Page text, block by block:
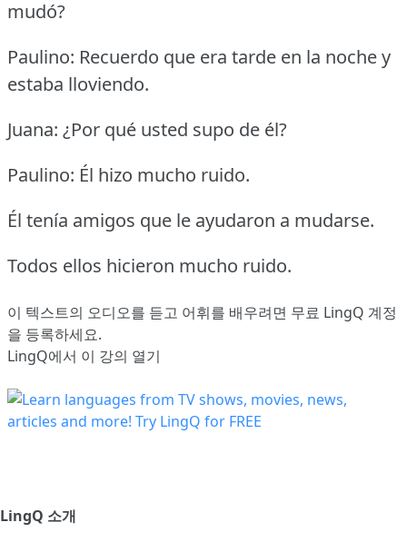
mudó?
Paulino: Recuerdo que era tarde en la noche y
estaba lloviendo.
Juana: ¿Por qué usted supo de él?
Paulino: Él hizo mucho ruido.
Él tenía amigos que le ayudaron a mudarse.
Todos ellos hicieron mucho ruido.
이 텍스트의 오디오를 듣고 어휘를 배우려면 무료 LingQ 계정
을 등록하세요.
LingQ에서 이 강의 열기
LingQ 소개